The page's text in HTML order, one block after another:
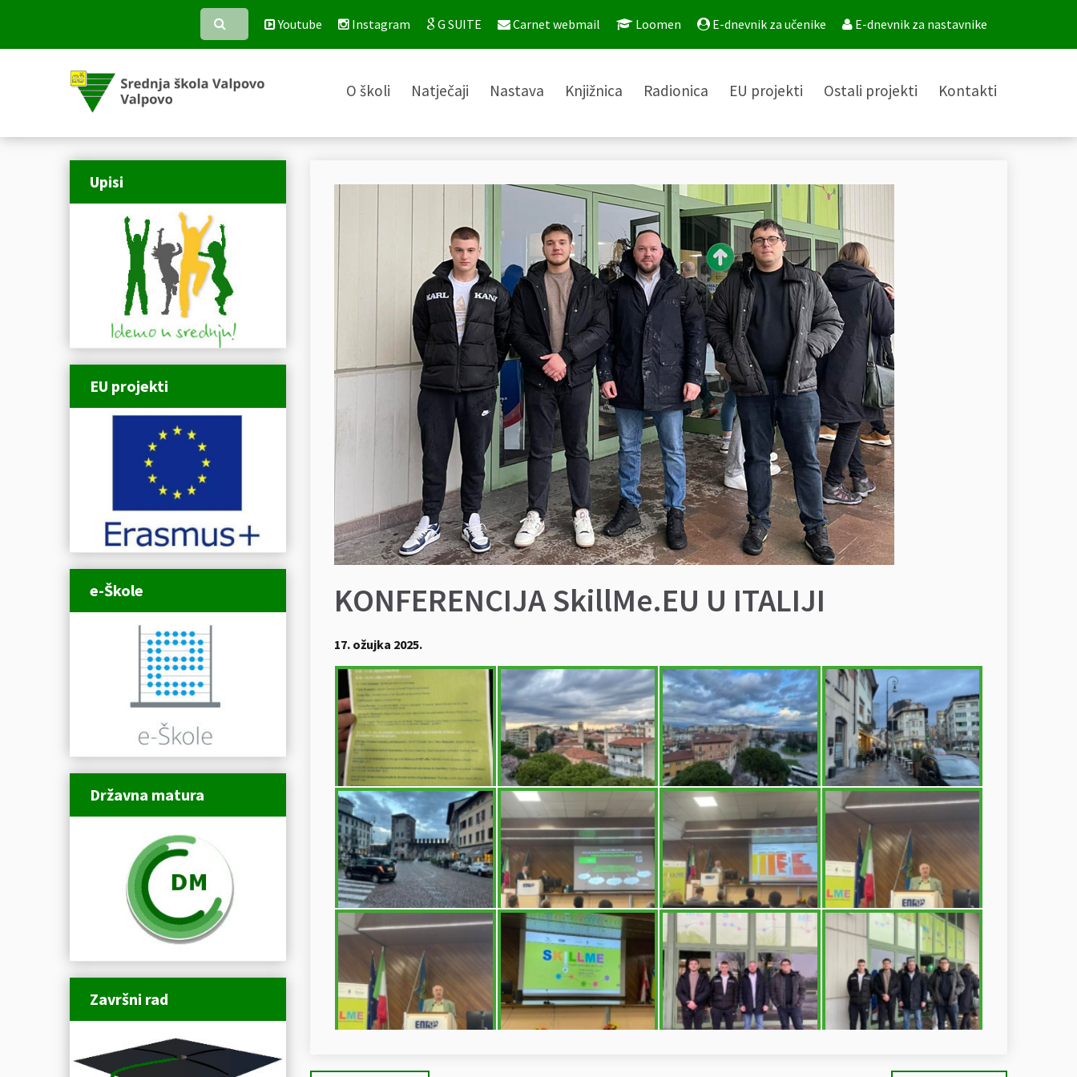
Youtube Instagram G SUITE Carnet webmail Loomen E-dnevnik za učenike E-dnevnik za nastavnike
O školi Natječaji Nastava Knjižnica Radionica EU projekti Ostali projekti Kontakti
Upisi
EU projekti
e-Škole
Državna matura
Završni rad
KONFERENCIJA SkillMe.EU U ITALIJI
17. ožujka 2025.